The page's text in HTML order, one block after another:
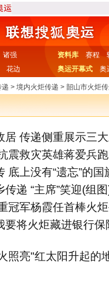
诸强
花边
资料库 赛程
奥运开幕式
奥
递 > 境内火炬传递 > 韶山市火炬
居 传递侧重展示三
震救灾英雄蒋爱兵
底上没有“遗忘”的国
递 “主席”笑迎(组
冠军杨霞任首棒火
要将火炬藏进银行保
照亮"红太阳升起的